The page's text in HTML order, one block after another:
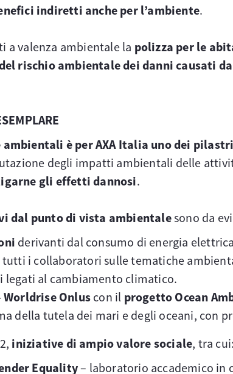
indiretti anche per l’ambiente.
valenza ambientale la polizza per le
rischio ambientale dei danni causati
ambientali è per AXA Italia uno dei
degli impatti ambientali delle
gli effetti dannosi.
dal punto di vista ambientalesono da
derivanti dal consumo di energia
tutti i collaboratori sulle tematiche
legati al cambiamento climatico.
Worldrise Onluscon il progetto Ocean
della tutela dei mari e degli oceani, con
iniziative di ampio valore sociale, tra cui:
Equality– laboratorio accademico in